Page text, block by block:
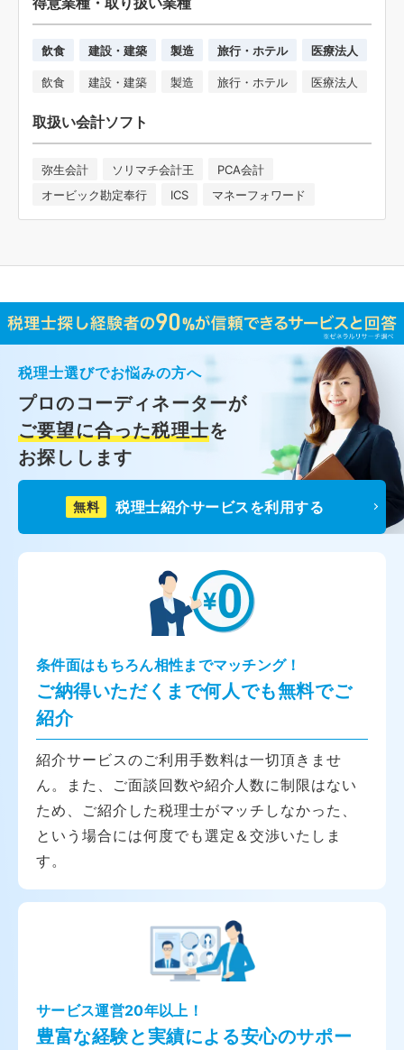
飲食 建設・建築 製造 旅行・ホテル 医療法人
飲食 建設・建築 製造 旅行・ホテル 医療法人
取扱い会計ソフト
弥生会計 ソリマチ会計王
PCA会計
オービック勘定奉行
ICS マネーフォワード
税理士選びでお悩みの方へ
プロのコーディネーターが
ご要望に合った税理士を
お探しします
無料 税理士紹介サービスを利用する
条件面はもちろん相性までマッチング！
ご納得いただくまで何人でも無料でご
紹介
紹介サービスのご利用手数料は一切頂きませ
ん。また、ご面談回数や紹介人数に制限はない
ため、ご紹介した税理士がマッチしなかった、
という場合には何度でも選定＆交渉いたしま
す。
サービス運営20年以上！
豊富な経験と実績による安心のサポー